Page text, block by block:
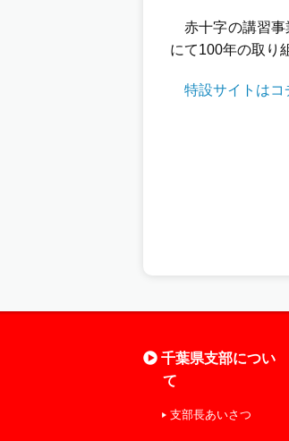
赤十字の講習事
にて100年の取り
特設サイトはコ
千葉県支部につい
て
支部長あいさつ